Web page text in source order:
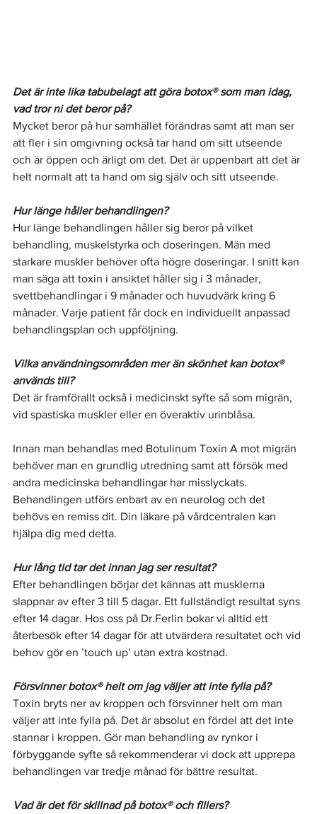
Det är inte lika tabubelagt att göra botox® som man idag,
vad tror ni det beror på?
Mycket beror på hur samhället förändras samt att man ser
att fler i sin omgivning också tar hand om sitt utseende
och är öppen och ärligt om det. Det är uppenbart att det är
helt normalt att ta hand om sig själv och sitt utseende.
Hur länge håller behandlingen?
Hur länge behandlingen håller sig beror på vilket
behandling, muskelstyrka och doseringen. Män med
starkare muskler behöver ofta högre doseringar. I snitt kan
man säga att toxin i ansiktet håller sig i 3 månader,
svettbehandlingar i 9 månader och huvudvärk kring 6
månader. Varje patient får dock en individuellt anpassad
behandlingsplan och uppföljning.
Vilka användningsområden mer än skönhet kan botox®
används till?
Det är framförallt också i medicinskt syfte så som migrän,
vid spastiska muskler eller en överaktiv urinblåsa.
Innan man behandlas med Botulinum Toxin A mot migrän
behöver man en grundlig utredning samt att försök med
andra medicinska behandlingar har misslyckats.
Behandlingen utförs enbart av en neurolog och det
behövs en remiss dit. Din läkare på vårdcentralen kan
hjälpa dig med detta.
Hur lång tid tar det innan jag ser resultat?
Efter behandlingen börjar det kännas att musklerna
slappnar av efter 3 till 5 dagar. Ett fullständigt resultat syns
efter 14 dagar. Hos oss på Dr.Ferlin bokar vi alltid ett
återbesök efter 14 dagar för att utvärdera resultatet och vid
behov gör en ’touch up’ utan extra kostnad.
Försvinner botox® helt om jag väljer att inte fylla på?
Toxin bryts ner av kroppen och försvinner helt om man
väljer att inte fylla på. Det är absolut en fördel att det inte
stannar i kroppen. Gör man behandling av rynkor i
förbyggande syfte så rekommenderar vi dock att upprepa
behandlingen var tredje månad för bättre resultat.
Vad är det för skillnad på botox® och fillers?